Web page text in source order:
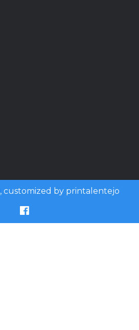
customized by printalentejo